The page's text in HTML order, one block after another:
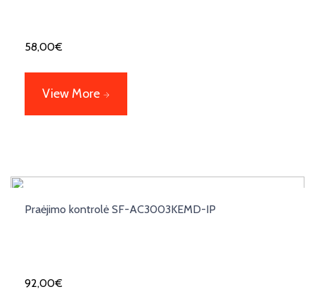
58,00€
View More
Praėjimo kontrolė SF-AC3003KEMD-IP
92,00€